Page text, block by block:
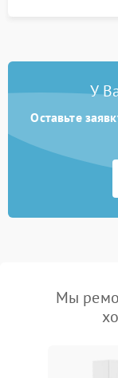
У
Оставьте
Мы